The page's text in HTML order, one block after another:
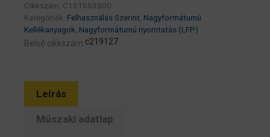
Cikkszám: C13T653B00
Kategóriák: Felhasználás Szerint, Nagyformátumú
Kellékanyagok, Nagyformátumú nyomtatás (LFP)
Belső cikkszám:c219127
Leírás
Műszaki adatlap